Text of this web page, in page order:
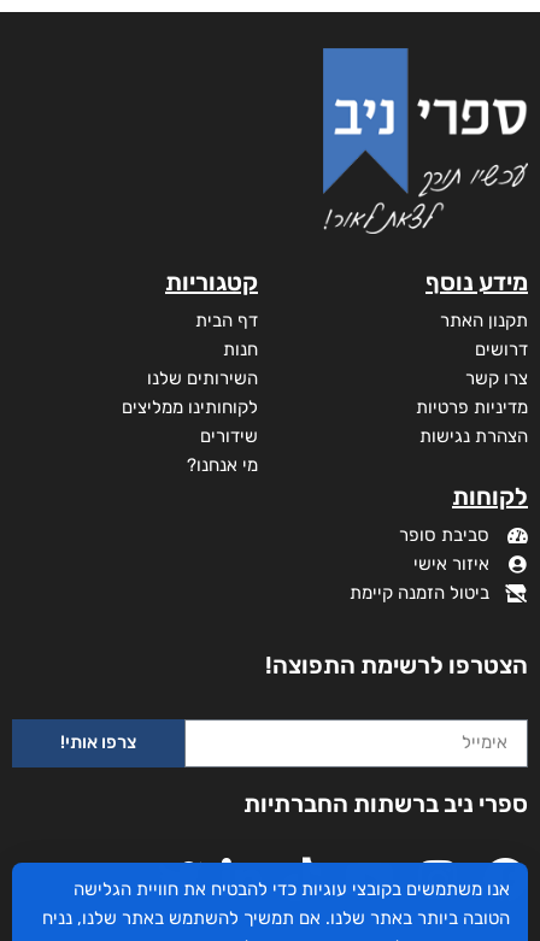
מידע נוסף
תקנון האתר
דרושים
צרו קשר
מדיניות פרטיות
הצהרת נגישות
לקוחות
סביבת סופר
איזור אישי
ביטול הזמנה קיימת
קטגוריות
דף הבית
חנות
השירותים שלנו
לקוחותינו ממליצים
שידורים
מי אנחנו?
הצטרפו לרשימת התפוצה!
צרפו אותי!
ספרי ניב ברשתות החברתיות
אנו משתמשים בקובצי עוגיות כדי להבטיח את חוויית הגלישה
הטובה ביותר באתר שלנו. אם תמשיך להשתמש באתר שלנו, נניח